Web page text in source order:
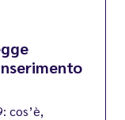
cos’è,